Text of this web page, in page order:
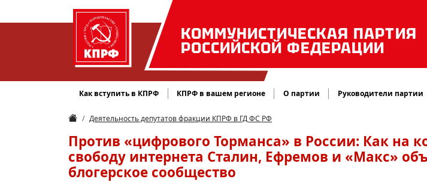
КОММУНИСТИЧЕСКАЯ ПАРТИЯ
РОССИЙСКОЙ ФЕДЕРАЦИИ
Как вступить в КПРФ КПРФ в вашем регионе О партии Руководители партии
Деятельность депутатов фракции КПРФ в ГД ФС РФ
Против «цифрового Торманса» в России: Как на
свободу интернета Сталин, Ефремов и «Макс»
блогерское сообщество